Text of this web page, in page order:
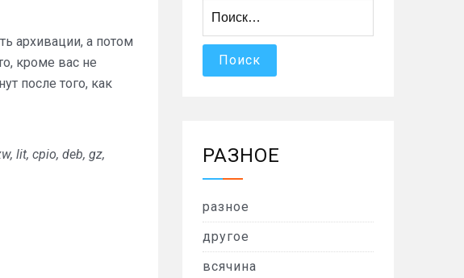
архивации, а потом
кроме вас не
после того, как
lit, cpio, deb, gz,
РАЗНОЕ
разное
другое
всячина